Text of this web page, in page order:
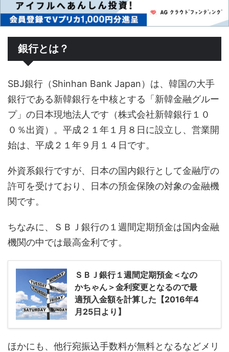
銀行とは？
SBJ銀行（Shinhan Bank Japan）は、韓国の大手
銀行である新韓銀行を中核とする「新韓金融グルー
プ」の日本現地法人です（株式会社新韓銀行１０
０％出資）。平成２１年１月８日に設立し、営業開
始は、平成２１年９月１４日です。
外資系銀行ですが、日本の国内銀行として金融庁の
許可を受けており、日本の預金保険の対象の金融機
関です。
ちなみに、ＳＢＪ銀行の１週間定期預金は国内金融
機関の中では最高金利です。
ＳＢＪ銀行１週間定期預金＜なの
かちゃん＞金利変更となるので最
適預入金額を計算した【2016年4
月25日より】
ほかにも、他行宛振込手数料が無料となるなどメリ